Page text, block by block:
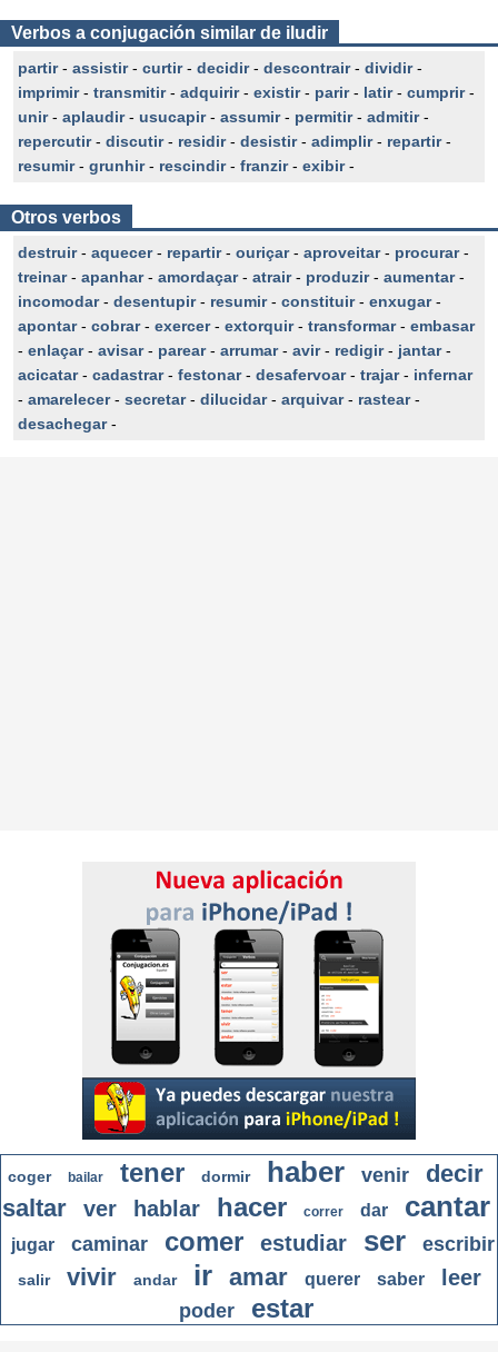
Verbos a conjugación similar de iludir
partir- assistir- curtir- decidir- descontrair- dividir-
imprimir- transmitir- adquirir- existir- parir- latir- cumprir-
unir- aplaudir- usucapir- assumir- permitir- admitir-
repercutir- discutir- residir- desistir- adimplir- repartir-
resumir- grunhir- rescindir- franzir- exibir-
Otros verbos
destruir- aquecer- repartir- ouriçar- aproveitar- procurar-
treinar- apanhar- amordaçar- atrair- produzir- aumentar-
incomodar- desentupir- resumir- constituir- enxugar-
apontar- cobrar- exercer- extorquir- transformar- embasar
- enlaçar- avisar- parear- arrumar- avir- redigir- jantar-
acicatar- cadastrar- festonar- desafervoar- trajar- infernar
- amarelecer- secretar- dilucidar- arquivar- rastear-
desachegar-
coger bailar tener dormir haber venir
decir
saltar
ver hablar hacer correr dar cantar
jugar caminar comer estudiar ser escribir
salir vivir andar ir amar querer saber leer
poder estar